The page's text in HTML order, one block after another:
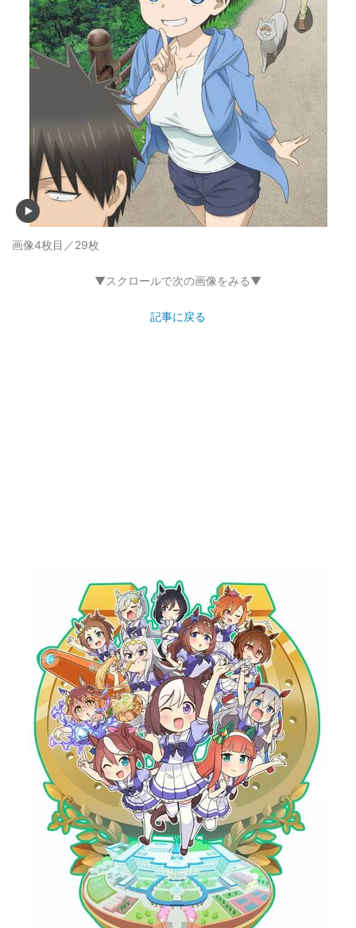
画像4枚目／29枚
▼スクロールで次の画像をみる▼
記事に戻る